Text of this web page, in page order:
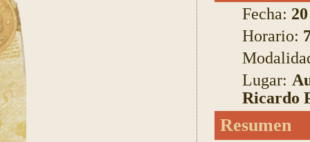
Fecha:
Horario:
Lugar:
Ricardo
Resumen